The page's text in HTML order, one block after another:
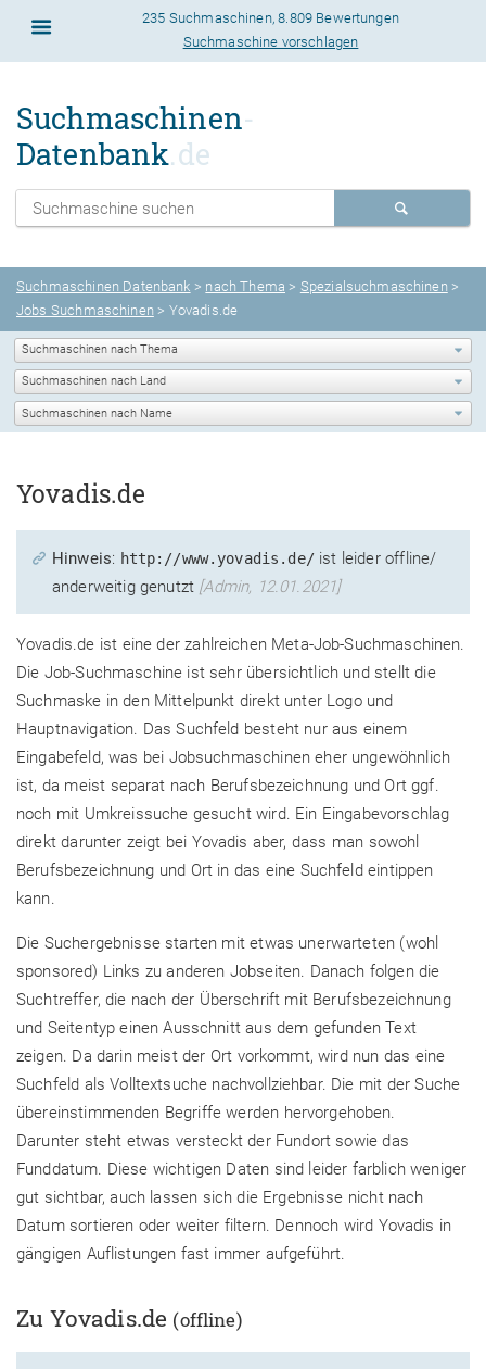
235 Suchmaschinen,8.809 Bewertungen
Suchmaschine vorschlagen
Suchmaschinen-
Datenbank.de
Suchmaschinen Datenbank > nach Thema > Spezialsuchmaschinen >
Jobs Suchmaschinen > Yovadis.de
Yovadis.de
Hinweis: http://www.yovadis.de/ist leider offline/
anderweitig genutzt [Admin, 12.01.2021]
Yovadis.de ist eine der zahlreichen Meta-Job-Suchmaschinen.
Die Job-Suchmaschine ist sehr übersichtlich und stellt die
Suchmaske in den Mittelpunkt direkt unter Logo und
Hauptnavigation. Das Suchfeld besteht nur aus einem
Eingabefeld, was bei Jobsuchmaschinen eher ungewöhnlich
ist, da meist separat nach Berufsbezeichnung und Ort ggf.
noch mit Umkreissuche gesucht wird. Ein Eingabevorschlag
direkt darunter zeigt bei Yovadis aber, dass man sowohl
Berufsbezeichnung und Ort in das eine Suchfeld eintippen
kann.
Die Suchergebnisse starten mit etwas unerwarteten (wohl
sponsored) Links zu anderen Jobseiten. Danach folgen die
Suchtreffer, die nach der Überschrift mit Berufsbezeichnung
und Seitentyp einen Ausschnitt aus dem gefunden Text
zeigen. Da darin meist der Ort vorkommt, wird nun das eine
Suchfeld als Volltextsuche nachvollziehbar. Die mit der Suche
übereinstimmenden Begriffe werden hervorgehoben.
Darunter steht etwas versteckt der Fundort sowie das
Funddatum. Diese wichtigen Daten sind leider farblich weniger
gut sichtbar, auch lassen sich die Ergebnisse nicht nach
Datum sortieren oder weiter filtern. Dennoch wird Yovadis in
gängigen Auflistungen fast immer aufgeführt.
Zu Yovadis.de (offline)